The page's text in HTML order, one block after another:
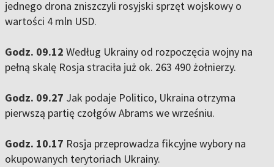
jednego drona zniszczyli rosyjski sprzęt wojskowy o
wartości 4 mln USD.
Godz. 09.12 Według Ukrainy od rozpoczęcia wojny na
pełną skalę Rosja straciła już ok. 263 490 żołnierzy.
Godz. 09.27 Jak podaje Politico, Ukraina otrzyma
pierwszą partię czołgów Abrams we wrześniu.
Godz. 10.17 Rosja przeprowadza fikcyjne wybory na
okupowanych terytoriach Ukrainy.